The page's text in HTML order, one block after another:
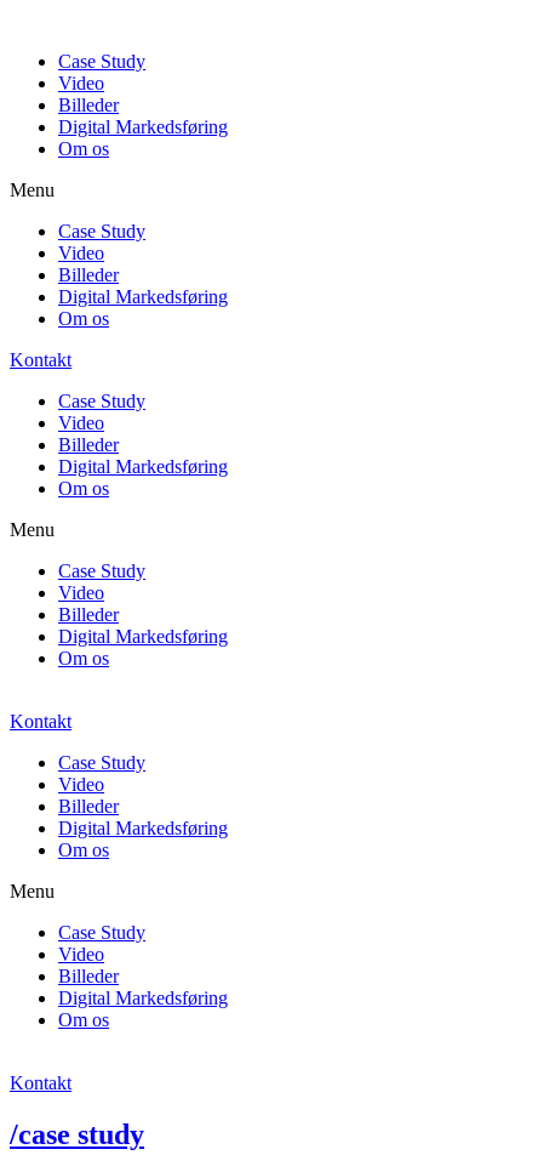
Case Study
Video
Billeder
Digital Markedsføring
Om os
Menu
Case Study
Video
Billeder
Digital Markedsføring
Om os
Kontakt
Case Study
Video
Billeder
Digital Markedsføring
Om os
Menu
Case Study
Video
Billeder
Digital Markedsføring
Om os
Kontakt
Case Study
Video
Billeder
Digital Markedsføring
Om os
Menu
Case Study
Video
Billeder
Digital Markedsføring
Om os
Kontakt
/case study